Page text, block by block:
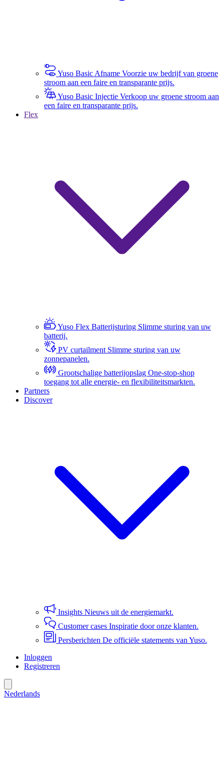
Yuso Basic Afname Voorzie uw bedrijf van groene
stroom aan een faire en transparante prijs.
Yuso Basic Injectie Verkoop uw groene stroom aan
een faire en transparante prijs.
Flex
Yuso Flex Batterijsturing Slimme sturing van uw
batterij.
PV curtailment Slimme sturing van uw
zonnepanelen.
Grootschalige batterijopslag One-stop-shop
toegang tot alle energie- en flexibiliteitsmarkten.
Partners
Discover
Insights Nieuws uit de energiemarkt.
Customer cases Inspiratie door onze klanten.
Persberichten De officiële statements van Yuso.
Inloggen
Registreren
Nederlands